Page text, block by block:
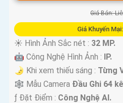
Giá Bán:
Giá Khuyến
☀️ Hình Ảnh Sắc nét : 32 MP.
🤖️ Công Nghệ Hình Ảnh : IP.
🌛 Khi xem thiếu sáng : Từng
🕸️ Mẫu Camera Đầu Ghi 64
️ƒ Đặt Điểm : Công Nghệ AI.